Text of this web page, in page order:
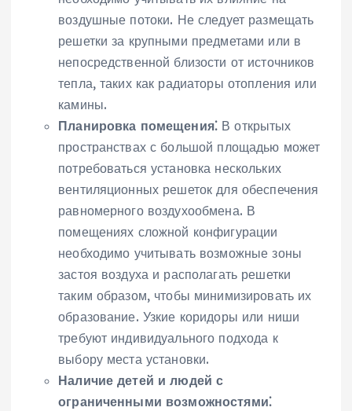
воздушные потоки. Не следует размещать
решетки за крупными предметами или в
непосредственной близости от источников
тепла‚ таких как радиаторы отопления или
камины.
Планировка помещения⁚ В открытых
пространствах с большой площадью может
потребоваться установка нескольких
вентиляционных решеток для обеспечения
равномерного воздухообмена. В
помещениях сложной конфигурации
необходимо учитывать возможные зоны
застоя воздуха и располагать решетки
таким образом‚ чтобы минимизировать их
образование. Узкие коридоры или ниши
требуют индивидуального подхода к
выбору места установки.
Наличие детей и людей с
ограниченными возможностями⁚